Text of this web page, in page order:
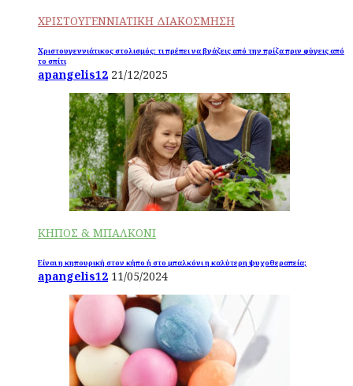
ΧΡΙΣΤΟΥΓΕΝΝΙΑΤΙΚΗ ΔΙΑΚΟΣΜΗΣΗ
Χριστουγεννιάτικος στολισμός: τι πρέπει να βγάζεις από την πρίζα πριν φύγεις από
το σπίτι
apangelis12 21/12/2025
ΚΗΠΟΣ & ΜΠΑΛΚΟΝΙ
Είναι η κηπουρική στον κήπο ή στο μπαλκόνι η καλύτερη ψυχοθεραπεία;
apangelis12 11/05/2024